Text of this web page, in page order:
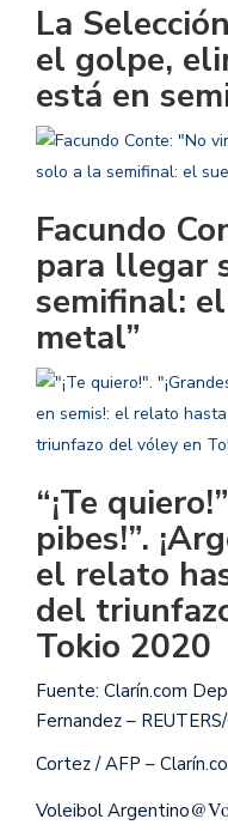
La
el golpe,
está en
Facundo
para llegar
semifinal:
metal”
“¡Te
pibes!”.
el relato
del
Tokio 2020
Fuente: Clarín.com
Fernandez –
Cortez / AFP –
Voleibol Argentino